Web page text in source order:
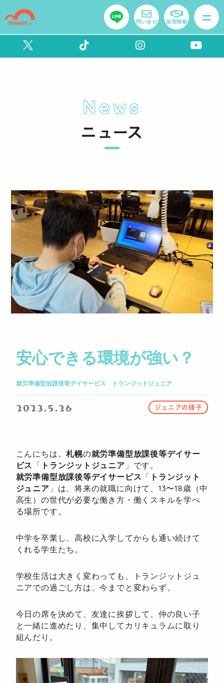
問い合せ 採用情報
News
ニュース
安心できる環境が強い？
就労準備型放課後等デイサービス トランジットジュニア
2023.5.26 ジュニアの様子
こんにちは。札幌の就労準備型放課後等デイサー
ビス 「 トランジットジュニア 」です。
就労準備型放課後等デイサービス 「 トランジット
ジュニア 」は、将来の就職に向けて、13〜18歳（中
高生）の世代が必要な働き方・働くスキルを学べ
る場所です。
中学を卒業し、高校に入学してからも通い続けて
くれる学生たち。
学校生活は大きく変わっても、トランジットジュ
ニアでの過ごし方は、今までと変わらず。
今日の席を決めて、友達に挨拶して、仲の良い子
と一緒に進めたり、集中してカリキュラムに取り
組んだり。